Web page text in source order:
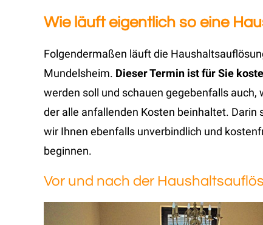
Wie läuft eigentlich so eine
Folgendermaßen läuft die
Mundelsheim. Dieser Termin ist für Sie
werden soll und schauen gegebenfalls auch,
der alle anfallenden Kosten beinhaltet.
wir Ihnen ebenfalls unverbindlich und
beginnen.
Vor und nach der